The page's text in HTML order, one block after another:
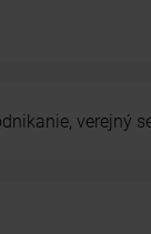
verejný